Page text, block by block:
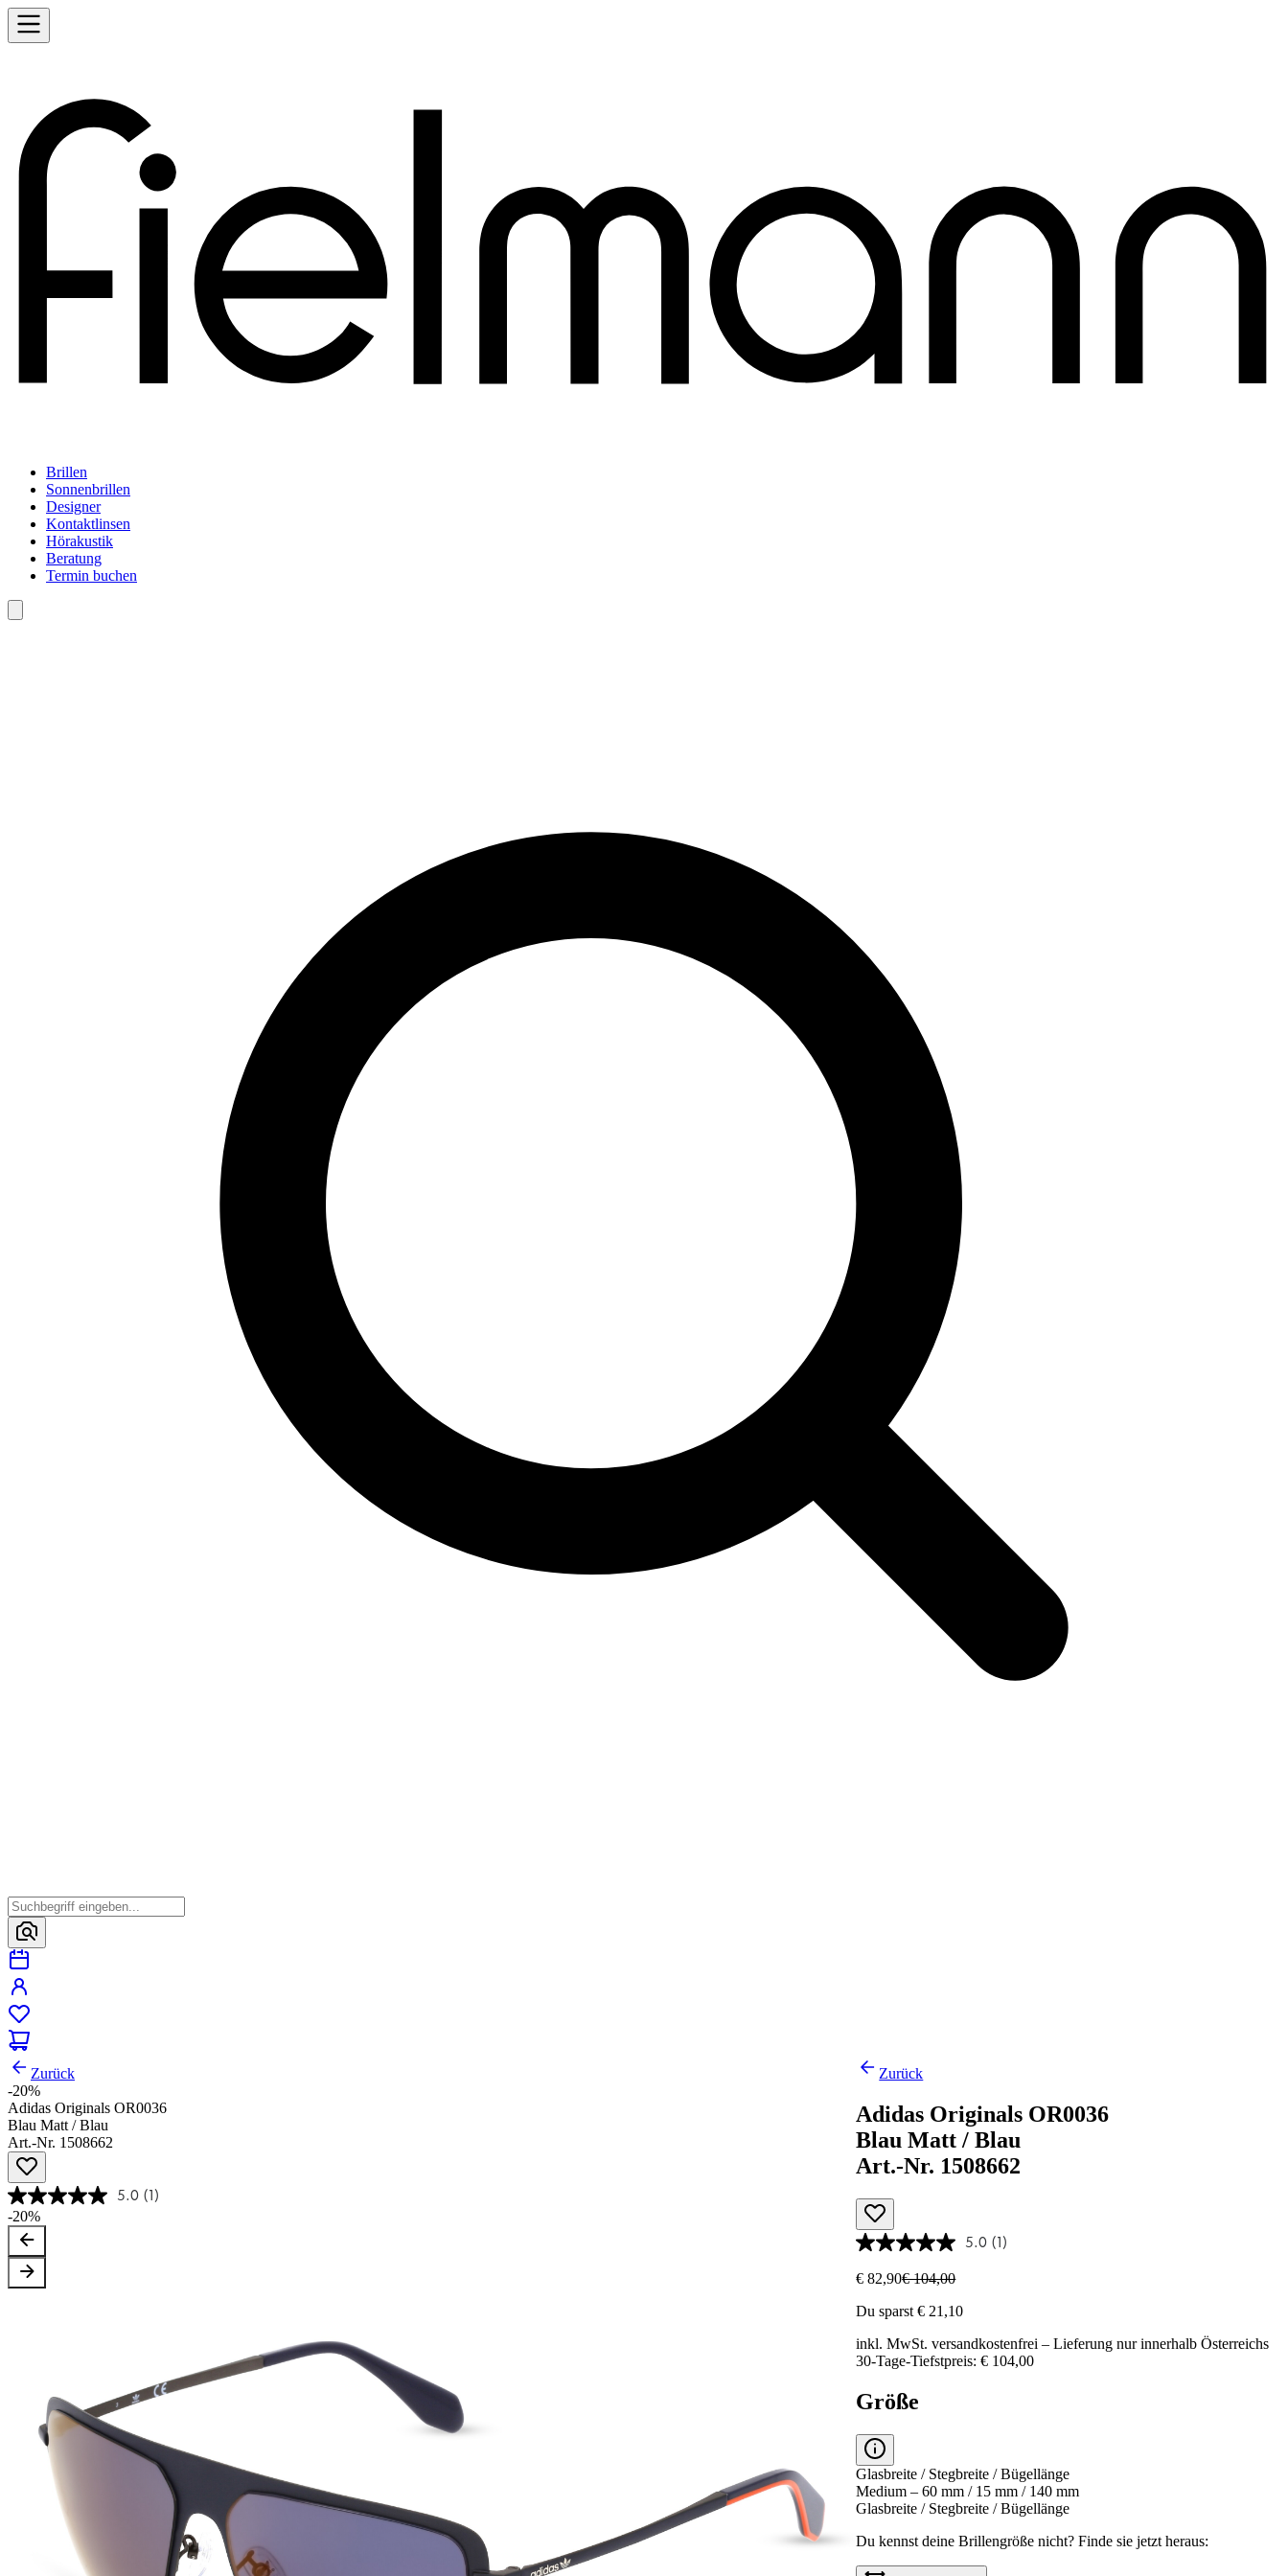
Brillen
Sonnenbrillen
Designer
Kontaktlinsen
Hörakustik
Beratung
Termin buchen
Zurück
-20%
Adidas Originals OR0036
Blau Matt / Blau
Art.-Nr. 1508662
5.0 (1)
-20%
Zurück
Adidas Originals OR0036
Blau Matt / Blau
Art.-Nr. 1508662
5.0 (1)
€ 82,90€ 104,00
Du sparst € 21,10
inkl. MwSt.versandkostenfrei – Lieferung nur innerhalb Österreichs
30-Tage-Tiefstpreis: € 104,00
Größe
Glasbreite / Stegbreite / Bügellänge
Medium – 60 mm / 15 mm / 140 mm
Glasbreite / Stegbreite / Bügellänge
Du kennst deine Brillengröße nicht?Finde sie jetzt heraus: